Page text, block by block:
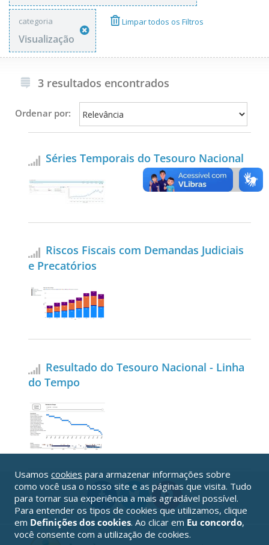
categoria
Visualização
Limpar todos os Filtros
3 resultados encontrados
Ordenar por:
Séries Temporais do Tesouro Nacional
Riscos Fiscais com Demandas Judiciais
e Precatórios
Resultado do Tesouro Nacional - Linha
do Tempo
Usamos cookies para armazenar informações sobre
como você usa o nosso site e as páginas que visita. Tudo
para tornar sua experiência a mais agradável possível.
Para entender os tipos de cookies que utilizamos, clique
em Definições dos cookies. Ao clicar em Eu concordo,
você consente com a utilização de cookies.